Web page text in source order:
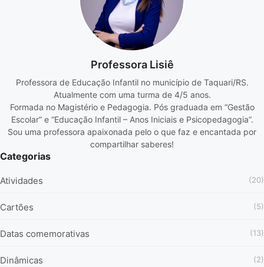
Professora Lisiê
Professora de Educação Infantil no município de Taquari/RS.
Atualmente com uma turma de 4/5 anos.
Formada no Magistério e Pedagogia. Pós graduada em “Gestão
Escolar” e “Educação Infantil – Anos Iniciais e Psicopedagogia”.
Sou uma professora apaixonada pelo o que faz e encantada por
compartilhar saberes!
Categorias
Atividades (20)
Cartões (5)
Datas comemorativas (13)
Dinâmicas (2)